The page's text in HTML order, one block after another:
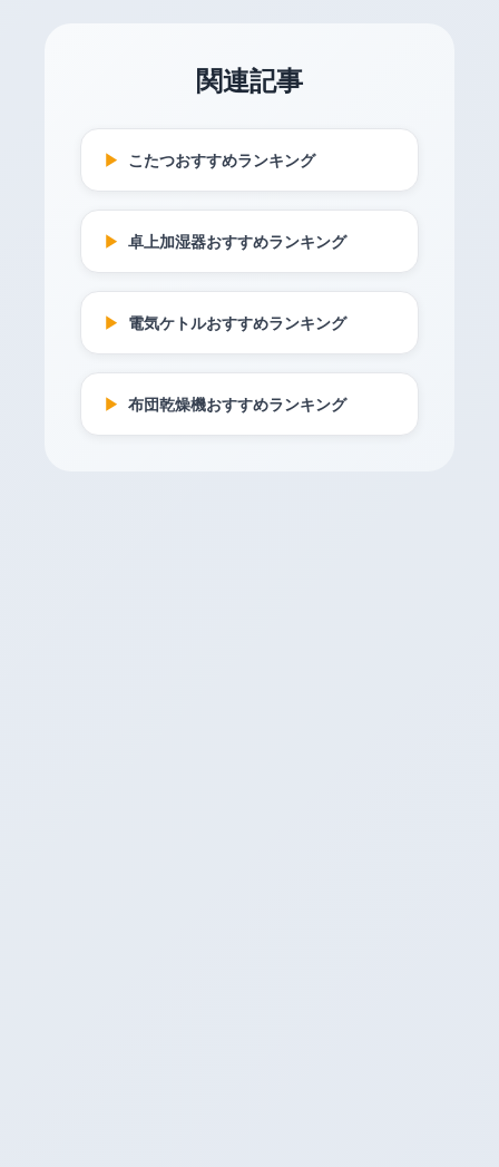
関連記事
▶ こたつおすすめランキング
▶ 卓上加湿器おすすめランキング
▶ 電気ケトルおすすめランキング
▶ 布団乾燥機おすすめランキング